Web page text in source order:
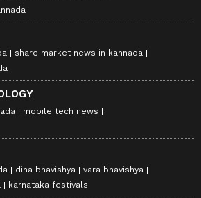
share market news in kannada
mobile tech news
dina bhavishya
vara bhavishya
karnataka festivals